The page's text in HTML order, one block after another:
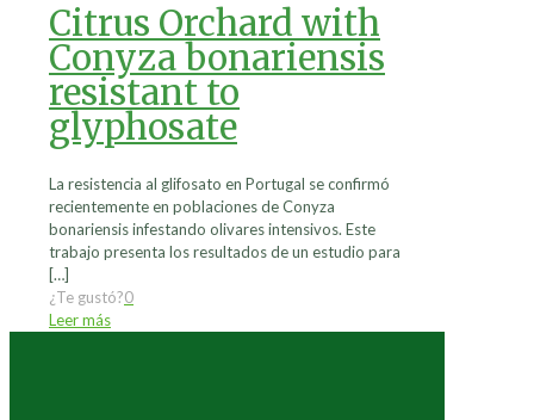
Citrus Orchard with
Conyza bonariensis
resistant to
glyphosate
La resistencia al glifosato en Portugal se confirmó
recientemente en poblaciones de Conyza
bonariensis infestando olivares intensivos. Este
trabajo presenta los resultados de un estudio para
[…]
¿Te gustó?0
Leer más